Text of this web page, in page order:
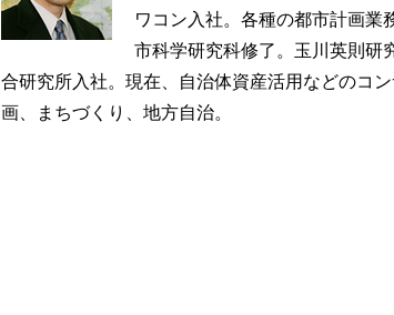
ワコン入社。各種の都市計画業
市科学研究科修了。玉川英則研
合研究所入社。現在、自治体資産活用などのコ
画、まちづくり、地方自治。